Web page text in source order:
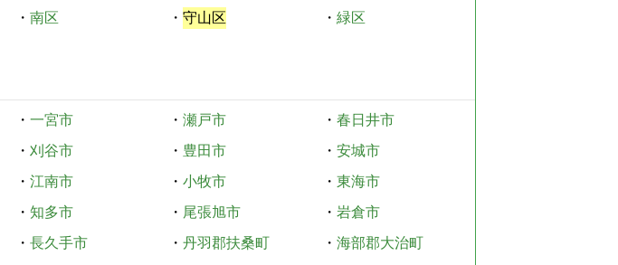
・ 南区 ・ 守山区 ・ 緑区
・ 一宮市 ・ 瀬戸市 ・ 春日井市
・ 刈谷市 ・ 豊田市 ・ 安城市
・ 江南市 ・ 小牧市 ・ 東海市
・ 知多市 ・ 尾張旭市 ・ 岩倉市
・ 長久手市 ・ 丹羽郡扶桑町 ・ 海部郡大治町